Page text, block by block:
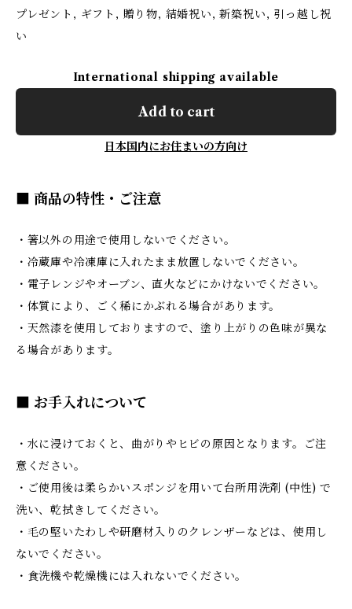
プレゼント, ギフト, 贈り物, 結婚祝い, 新築祝い, 引っ越し祝
い
International shipping available
Add to cart
日本国内にお住まいの方向け
■ 商品の特性・ご注意
・箸以外の用途で使用しないでください。
・冷蔵庫や冷凍庫に入れたまま放置しないでください。
・電子レンジやオーブン、直火などにかけないでください。
・体質により、ごく稀にかぶれる場合があります。
・天然漆を使用しておりますので、塗り上がりの色味が異な
る場合があります。
■ お手入れについて
・水に浸けておくと、曲がりやヒビの原因となります。ご注
意ください。
・ご使用後は柔らかいスポンジを用いて台所用洗剤 (中性) で
洗い、乾拭きしてください。
・毛の堅いたわしや研磨材入りのクレンザーなどは、使用し
ないでください。
・食洗機や乾燥機には入れないでください。